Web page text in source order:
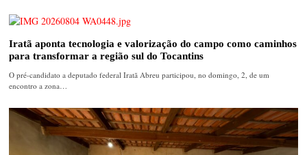
Iratã aponta tecnologia e valorização do campo como caminhos
para transformar a região sul do Tocantins
O pré-candidato a deputado federal Iratã Abreu participou, no domingo, 2, de um
encontro a zona…